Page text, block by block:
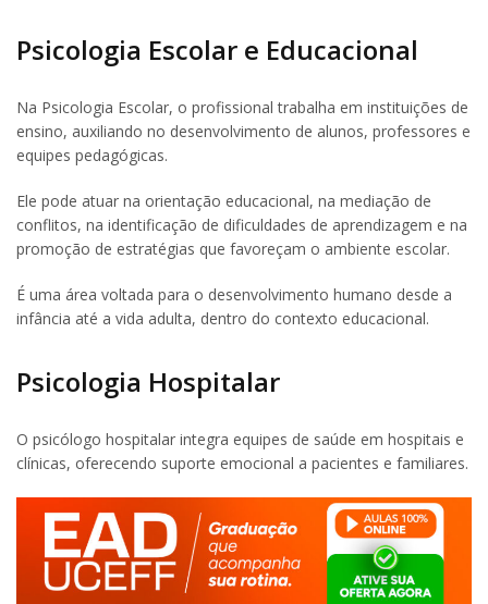
Psicologia Escolar e Educacional
Na Psicologia Escolar, o profissional trabalha em instituições de
ensino, auxiliando no desenvolvimento de alunos, professores e
equipes pedagógicas.
Ele pode atuar na orientação educacional, na mediação de
conflitos, na identificação de dificuldades de aprendizagem e na
promoção de estratégias que favoreçam o ambiente escolar.
É uma área voltada para o desenvolvimento humano desde a
infância até a vida adulta, dentro do contexto educacional.
Psicologia Hospitalar
O psicólogo hospitalar integra equipes de saúde em hospitais e
clínicas, oferecendo suporte emocional a pacientes e familiares.